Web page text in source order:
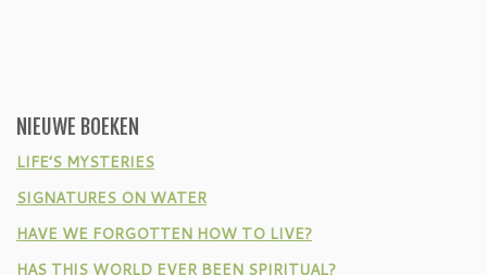
NIEUWE BOEKEN
LIFE’S MYSTERIES
SIGNATURES ON WATER
HAVE WE FORGOTTEN HOW TO LIVE?
HAS THIS WORLD EVER BEEN SPIRITUAL?